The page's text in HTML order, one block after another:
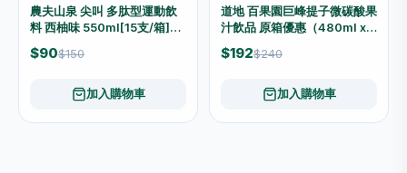
農夫山泉 尖叫 多肽型運動飲
料 西柚味 550ml[15支/箱]
（原箱優惠📦）
$90$150
加入購物車
道地 百果園巨峰提子微碳酸果
汁飲品 原箱優惠（480ml x
24支）
$192$240
加入購物車